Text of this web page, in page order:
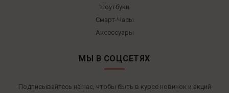
Ноутбуки
Смарт-Часы
Аксессуары
МЫ В СОЦСЕТЯХ
Подписывайтесь на нас, чтобы быть в курсе новинок и акций